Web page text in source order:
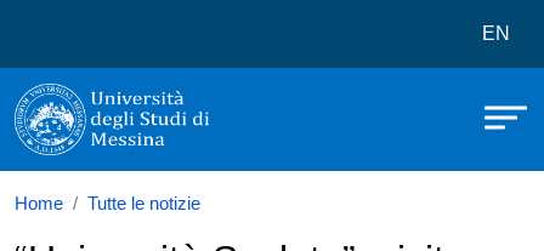
Università degli Studi di Messina
EN
Home Tutte le notizie